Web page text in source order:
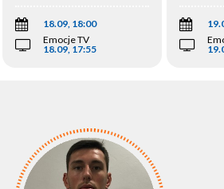
18.09, 18:00
Emocje TV
18.09, 17:55